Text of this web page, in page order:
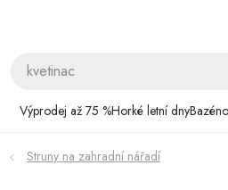
Výprodej až 75 %Horké letní dny
Výprodej až 75 %
Horké letní dny
Bazénová sezóna
Struny na zahradní nářadí